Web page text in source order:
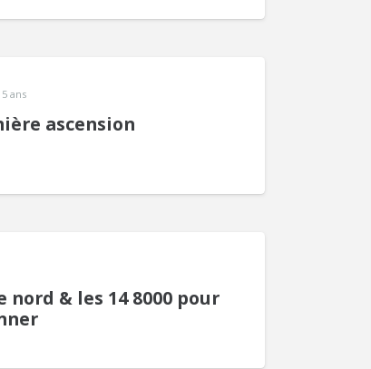
ans
ascension
nord & les 14 8000 pour